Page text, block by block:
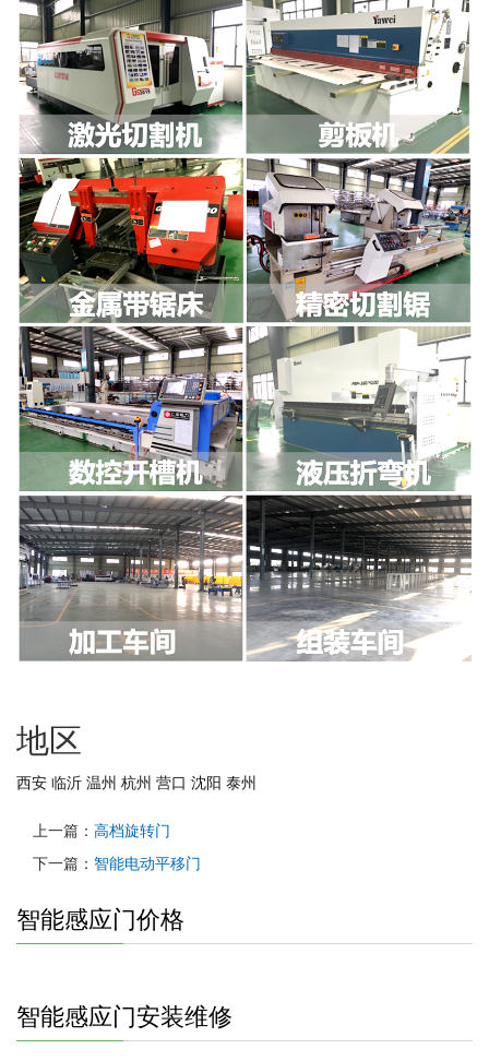
地区
西安 临沂 温州 杭州 营口 沈阳 泰州
上一篇： 高档旋转门
下一篇： 智能电动平移门
智能感应门价格
智能感应门安装维修